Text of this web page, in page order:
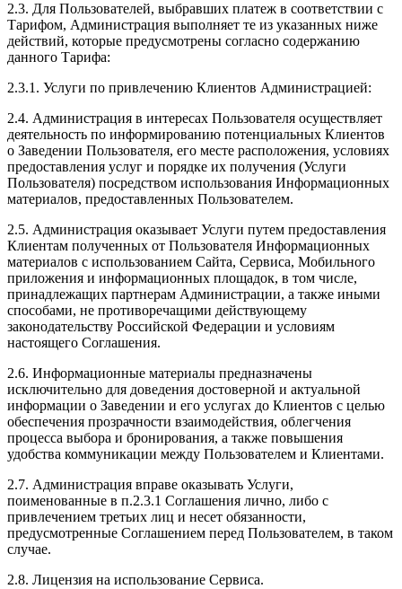
2.3. Для Пользователей, выбравших платеж в соответствии с
Тарифом, Администрация выполняет те из указанных ниже
действий, которые предусмотрены согласно содержанию
данного Тарифа:
2.3.1. Услуги по привлечению Клиентов Администрацией:
2.4. Администрация в интересах Пользователя осуществляет
деятельность по информированию потенциальных Клиентов
о Заведении Пользователя, его месте расположения, условиях
предоставления услуг и порядке их получения (Услуги
Пользователя) посредством использования Информационных
материалов, предоставленных Пользователем.
2.5. Администрация оказывает Услуги путем предоставления
Клиентам полученных от Пользователя Информационных
материалов с использованием Сайта, Сервиса, Мобильного
приложения и информационных площадок, в том числе,
принадлежащих партнерам Администрации, а также иными
способами, не противоречащими действующему
законодательству Российской Федерации и условиям
настоящего Соглашения.
2.6. Информационные материалы предназначены
исключительно для доведения достоверной и актуальной
информации о Заведении и его услугах до Клиентов с целью
обеспечения прозрачности взаимодействия, облегчения
процесса выбора и бронирования, а также повышения
удобства коммуникации между Пользователем и Клиентами.
2.7. Администрация вправе оказывать Услуги,
поименованные в п.2.3.1 Соглашения лично, либо с
привлечением третьих лиц и несет обязанности,
предусмотренные Соглашением перед Пользователем, в таком
случае.
2.8. Лицензия на использование Сервиса.